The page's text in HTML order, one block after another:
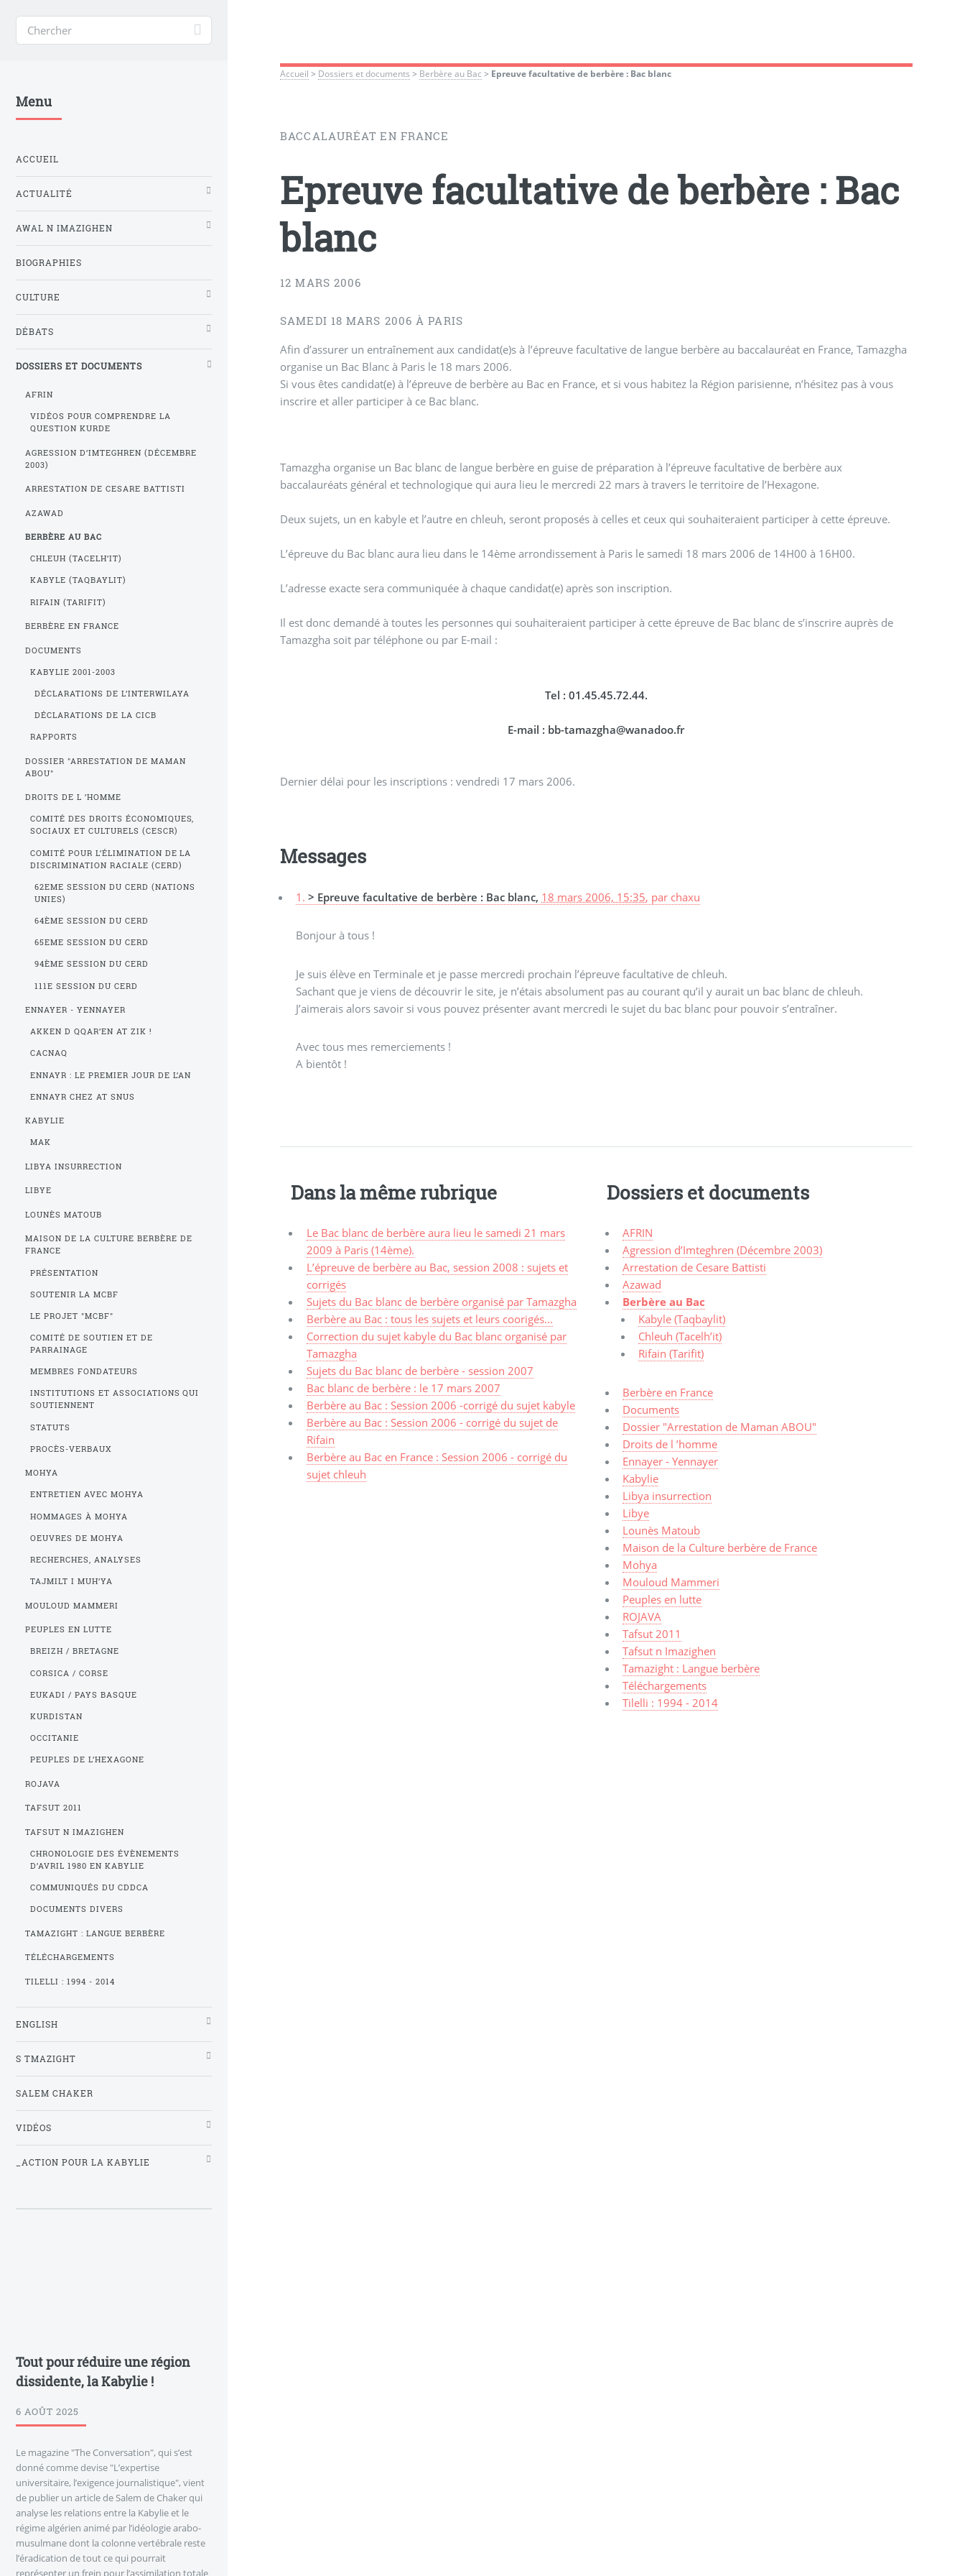
Accueil > Dossiers et documents > Berbère au Bac > Epreuve facultative de berbère : Bac blanc
BACCALAURÉAT EN FRANCE
Epreuve facultative de berbère : Bac
blanc
12 MARS 2006
SAMEDI 18 MARS 2006 À PARIS
Afin d’assurer un entraînement aux candidat(e)s à l’épreuve facultative de langue berbère au baccalauréat en France, Tamazgha
organise un Bac Blanc à Paris le 18 mars 2006.
Si vous êtes candidat(e) à l’épreuve de berbère au Bac en France, et si vous habitez la Région parisienne, n’hésitez pas à vous
inscrire et aller participer à ce Bac blanc.
Tamazgha organise un Bac blanc de langue berbère en guise de préparation à l’épreuve facultative de berbère aux
baccalauréats général et technologique qui aura lieu le mercredi 22 mars à travers le territoire de l’Hexagone.
Deux sujets, un en kabyle et l’autre en chleuh, seront proposés à celles et ceux qui souhaiteraient participer à cette épreuve.
L’épreuve du Bac blanc aura lieu dans le 14ème arrondissement à Paris le samedi 18 mars 2006 de 14H00 à 16H00.
L’adresse exacte sera communiquée à chaque candidat(e) après son inscription.
Il est donc demandé à toutes les personnes qui souhaiteraient participer à cette épreuve de Bac blanc de s’inscrire auprès de
Tamazgha soit par téléphone ou par E-mail :
Tel : 01.45.45.72.44.
E-mail : bb-tamazgha@wanadoo.fr
Dernier délai pour les inscriptions : vendredi 17 mars 2006.
Messages
1. > Epreuve facultative de berbère : Bac blanc, 18 mars 2006, 15:35, par chaxu
Bonjour à tous !
Je suis élève en Terminale et je passe mercredi prochain l’épreuve facultative de chleuh.
Sachant que je viens de découvrir le site, je n’étais absolument pas au courant qu’il y aurait un bac blanc de chleuh.
J’aimerais alors savoir si vous pouvez présenter avant mercredi le sujet du bac blanc pour pouvoir s’entraîner.
Avec tous mes remerciements !
A bientôt !
Dans la même rubrique
Le Bac blanc de berbère aura lieu le samedi 21 mars
2009 à Paris (14ème).
L’épreuve de berbère au Bac, session 2008 : sujets et
corrigés
Sujets du Bac blanc de berbère organisé par Tamazgha
Berbère au Bac : tous les sujets et leurs coorigés...
Correction du sujet kabyle du Bac blanc organisé par
Tamazgha
Sujets du Bac blanc de berbère - session 2007
Bac blanc de berbère : le 17 mars 2007
Berbère au Bac : Session 2006 -corrigé du sujet kabyle
Berbère au Bac : Session 2006 - corrigé du sujet de
Rifain
Berbère au Bac en France : Session 2006 - corrigé du
sujet chleuh
Dossiers et documents
AFRIN
Agression d’Imteghren (Décembre 2003)
Arrestation de Cesare Battisti
Azawad
Berbère au Bac
Kabyle (Taqbaylit)
Chleuh (Tacelh’it)
Rifain (Tarifit)
Berbère en France
Documents
Dossier "Arrestation de Maman ABOU"
Droits de l ’homme
Ennayer - Yennayer
Kabylie
Libya insurrection
Libye
Lounès Matoub
Maison de la Culture berbère de France
Mohya
Mouloud Mammeri
Peuples en lutte
ROJAVA
Tafsut 2011
Tafsut n Imazighen
Tamazight : Langue berbère
Téléchargements
Tilelli : 1994 - 2014
Menu
ACCUEIL
ACTUALITÉ
AWAL N IMAZIGHEN
BIOGRAPHIES
CULTURE
DÉBATS
DOSSIERS ET DOCUMENTS
AFRIN
VIDÉOS POUR COMPRENDRE LA
QUESTION KURDE
AGRESSION D’IMTEGHREN (DÉCEMBRE
2003)
ARRESTATION DE CESARE BATTISTI
AZAWAD
BERBÈRE AU BAC
CHLEUH (TACELH’IT)
KABYLE (TAQBAYLIT)
RIFAIN (TARIFIT)
BERBÈRE EN FRANCE
DOCUMENTS
KABYLIE 2001-2003
DÉCLARATIONS DE L’INTERWILAYA
DÉCLARATIONS DE LA CICB
RAPPORTS
DOSSIER "ARRESTATION DE MAMAN
ABOU"
DROITS DE L ’HOMME
COMITÉ DES DROITS ÉCONOMIQUES,
SOCIAUX ET CULTURELS (CESCR)
COMITÉ POUR L’ÉLIMINATION DE LA
DISCRIMINATION RACIALE (CERD)
62EME SESSION DU CERD (NATIONS
UNIES)
64ÈME SESSION DU CERD
65EME SESSION DU CERD
94ÈME SESSION DU CERD
111E SESSION DU CERD
ENNAYER - YENNAYER
AKKEN D QQAR’EN AT ZIK !
CACNAQ
ENNAYR : LE PREMIER JOUR DE L’AN
ENNAYR CHEZ AT SNUS
KABYLIE
MAK
LIBYA INSURRECTION
LIBYE
LOUNÈS MATOUB
MAISON DE LA CULTURE BERBÈRE DE
FRANCE
PRÉSENTATION
SOUTENIR LA MCBF
LE PROJET "MCBF"
COMITÉ DE SOUTIEN ET DE
PARRAINAGE
MEMBRES FONDATEURS
INSTITUTIONS ET ASSOCIATIONS QUI
SOUTIENNENT
STATUTS
PROCÈS-VERBAUX
MOHYA
ENTRETIEN AVEC MOHYA
HOMMAGES À MOHYA
OEUVRES DE MOHYA
RECHERCHES, ANALYSES
TAJMILT I MUH’YA
MOULOUD MAMMERI
PEUPLES EN LUTTE
BREIZH / BRETAGNE
CORSICA / CORSE
EUKADI / PAYS BASQUE
KURDISTAN
OCCITANIE
PEUPLES DE L’HEXAGONE
ROJAVA
TAFSUT 2011
TAFSUT N IMAZIGHEN
CHRONOLOGIE DES ÉVÈNEMENTS
D’AVRIL 1980 EN KABYLIE
COMMUNIQUÉS DU CDDCA
DOCUMENTS DIVERS
TAMAZIGHT : LANGUE BERBÈRE
TÉLÉCHARGEMENTS
TILELLI : 1994 - 2014
ENGLISH
S TMAZIGHT
SALEM CHAKER
VIDÉOS
_ACTION POUR LA KABYLIE
Tout pour réduire une région
dissidente, la Kabylie !
6 AOÛT 2025
Le magazine "The Conversation", qui s’est
donné comme devise "L’expertise
universitaire, l’exigence journalistique", vient
de publier un article de Salem de Chaker qui
analyse les relations entre la Kabylie et le
régime algérien animé par l’idéologie arabo-
musulmane dont la colonne vertébrale reste
l’éradication de tout ce qui pourrait
représenter un frein pour l’assimilation totale